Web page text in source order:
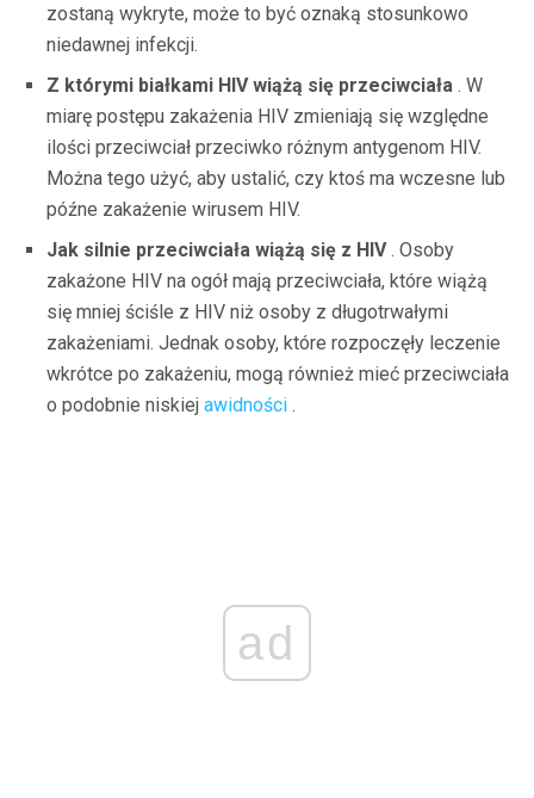
zostaną wykryte, może to być oznaką stosunkowo
niedawnej infekcji.
Z którymi białkami HIV wiążą się przeciwciała . W
miarę postępu zakażenia HIV zmieniają się względne
ilości przeciwciał przeciwko różnym antygenom HIV.
Można tego użyć, aby ustalić, czy ktoś ma wczesne lub
późne zakażenie wirusem HIV.
Jak silnie przeciwciała wiążą się z HIV. Osoby
zakażone HIV na ogół mają przeciwciała, które wiążą
się mniej ściśle z HIV niż osoby z długotrwałymi
zakażeniami. Jednak osoby, które rozpoczęły leczenie
wkrótce po zakażeniu, mogą również mieć przeciwciała
o podobnie niskiej awidności .
ad